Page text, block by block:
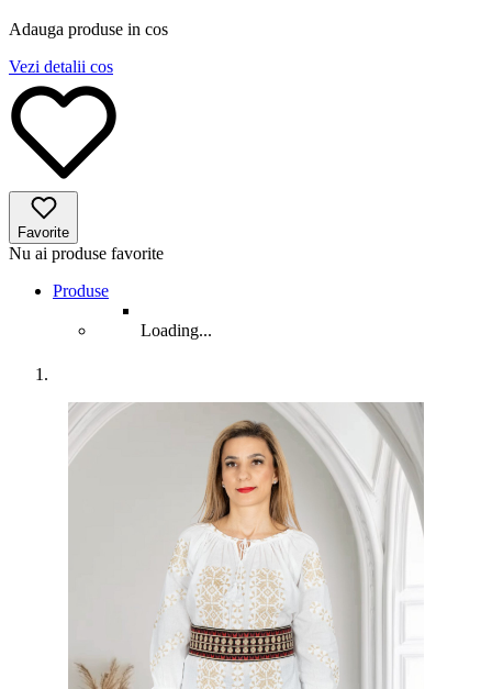
Adauga produse in cos
Vezi detalii cos
Favorite
Nu ai produse favorite
Produse
Loading...